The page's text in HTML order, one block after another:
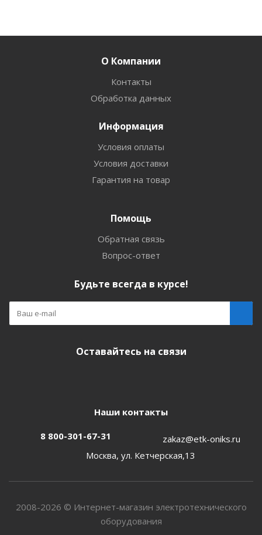
О Компании
Контакты
Обработка данных
Информация
Условия оплаты
Условия доставки
Гарантия на товар
Помощь
Обратная связь
Вопрос-ответ
Будьте всегда в курсе!
Оставайтесь на связи
Наши контакты
8 800-301-67-31
zakaz@etk-oniks.ru
Москва, ул. Кетчерская,13
2008-2026 © Интернет-магазин электротехнического
оборудования